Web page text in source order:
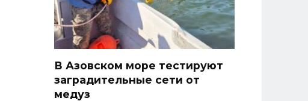
В Азовском море тестируют
заградительные сети от
медуз